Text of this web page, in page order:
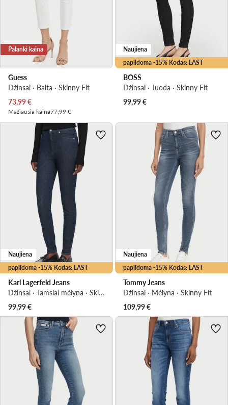
Palanki kaina
Guess
Džinsai · Balta · Skinny Fit
Dabartinė kaina
73,99€
Mažiausia kaina77,99 €
papildoma -15% Kodas: LAST
Naujiena
BOSS
Džinsai · Juoda · Skinny Fit
99,99€
papildoma -15% Kodas: LAST
Naujiena
Karl Lagerfeld Jeans
Džinsai · Tamsiai mėlyna · Skinny Fit
99,99€
papildoma -15% Kodas: LAST
Naujiena
Tommy Jeans
Džinsai · Mėlyna · Skinny Fit
109,99€